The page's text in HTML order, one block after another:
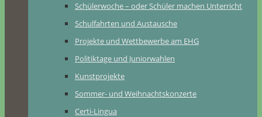
Schülerwoche – oder Schüler machen Unterricht
Schulfahrten und Austausche
Projekte und Wettbewerbe am EHG
Politiktage und Juniorwahlen
Kunstprojekte
Sommer- und Weihnachtskonzerte
Certi-Lingua